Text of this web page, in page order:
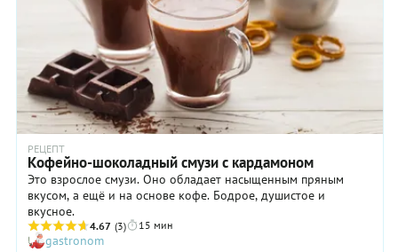
РЕЦЕПТ
Кофейно-шоколадный смузи с кардамоном
Это взрослое смузи. Оно обладает насыщенным пряным
вкусом, а ещё и на основе кофе. Бодрое, душистое и
вкусное.
4.67 (3) 15 мин
gastronom